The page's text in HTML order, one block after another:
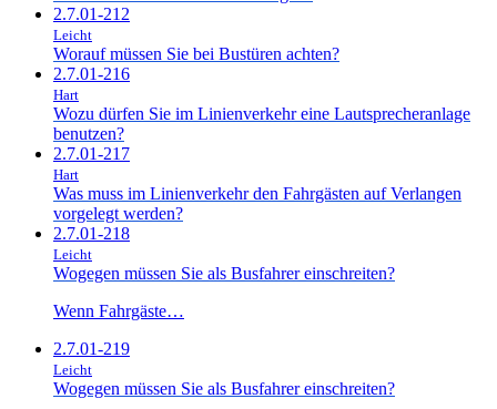
2.7.01-212
Leicht
Worauf müssen Sie bei Bustüren achten?
2.7.01-216
Hart
Wozu dürfen Sie im Linienverkehr eine Lautsprecheranlage
benutzen?
2.7.01-217
Hart
Was muss im Linienverkehr den Fahrgästen auf Verlangen
vorgelegt werden?
2.7.01-218
Leicht
Wogegen müssen Sie als Busfahrer einschreiten?
Wenn Fahrgäste…
2.7.01-219
Leicht
Wogegen müssen Sie als Busfahrer einschreiten?